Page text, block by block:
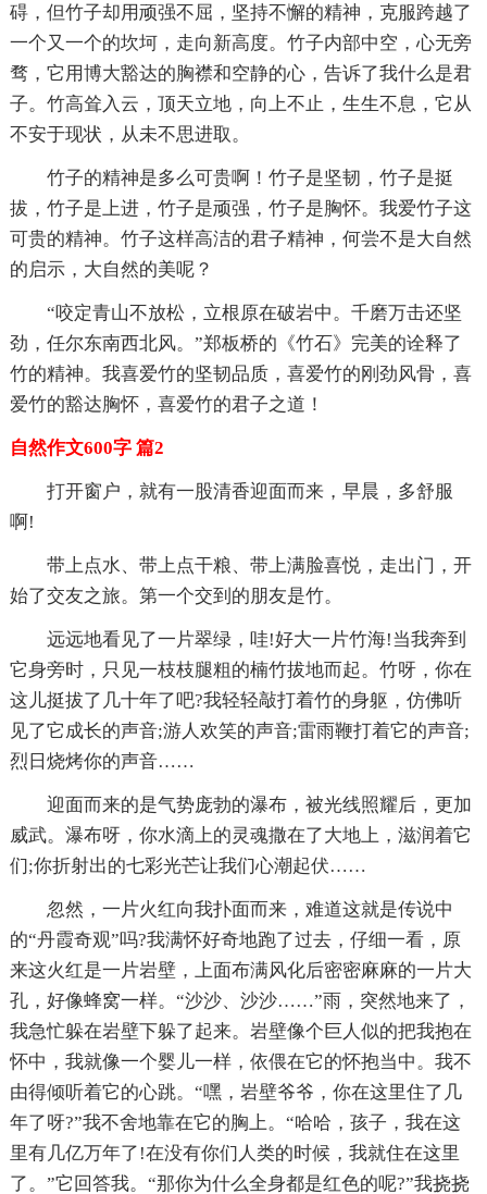
碍，但竹子却用顽强不屈，坚持不懈的精神，克服跨越了
一个又一个的坎坷，走向新高度。竹子内部中空，心无旁
骛，它用博大豁达的胸襟和空静的心，告诉了我什么是君
子。竹高耸入云，顶天立地，向上不止，生生不息，它从
不安于现状，从未不思进取。
竹子的精神是多么可贵啊！竹子是坚韧，竹子是挺
拔，竹子是上进，竹子是顽强，竹子是胸怀。我爱竹子这
可贵的精神。竹子这样高洁的君子精神，何尝不是大自然
的启示，大自然的美呢？
“咬定青山不放松，立根原在破岩中。千磨万击还坚
劲，任尔东南西北风。”郑板桥的《竹石》完美的诠释了
竹的精神。我喜爱竹的坚韧品质，喜爱竹的刚劲风骨，喜
爱竹的豁达胸怀，喜爱竹的君子之道！
自然作文600字 篇2
打开窗户，就有一股清香迎面而来，早晨，多舒服
啊!
带上点水、带上点干粮、带上满脸喜悦，走出门，开
始了交友之旅。第一个交到的朋友是竹。
远远地看见了一片翠绿，哇!好大一片竹海!当我奔到
它身旁时，只见一枝枝腿粗的楠竹拔地而起。竹呀，你在
这儿挺拔了几十年了吧?我轻轻敲打着竹的身躯，仿佛听
见了它成长的声音;游人欢笑的声音;雷雨鞭打着它的声音;
烈日烧烤你的声音……
迎面而来的是气势庞勃的瀑布，被光线照耀后，更加
威武。瀑布呀，你水滴上的灵魂撒在了大地上，滋润着它
们;你折射出的七彩光芒让我们心潮起伏……
忽然，一片火红向我扑面而来，难道这就是传说中
的“丹霞奇观”吗?我满怀好奇地跑了过去，仔细一看，原
来这火红是一片岩壁，上面布满风化后密密麻麻的一片大
孔，好像蜂窝一样。“沙沙、沙沙……”雨，突然地来了，
我急忙躲在岩壁下躲了起来。岩壁像个巨人似的把我抱在
怀中，我就像一个婴儿一样，依偎在它的怀抱当中。我不
由得倾听着它的心跳。“嘿，岩壁爷爷，你在这里住了几
年了呀?”我不舍地靠在它的胸上。“哈哈，孩子，我在这
里有几亿万年了!在没有你们人类的时候，我就住在这里
了。”它回答我。“那你为什么全身都是红色的呢?”我挠挠